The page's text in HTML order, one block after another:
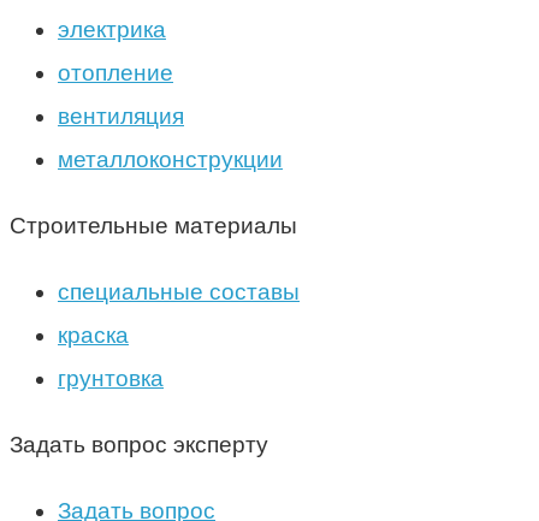
электрика
отопление
вентиляция
металлоконструкции
Строительные материалы
специальные составы
краска
грунтовка
Задать вопрос эксперту
Задать вопрос